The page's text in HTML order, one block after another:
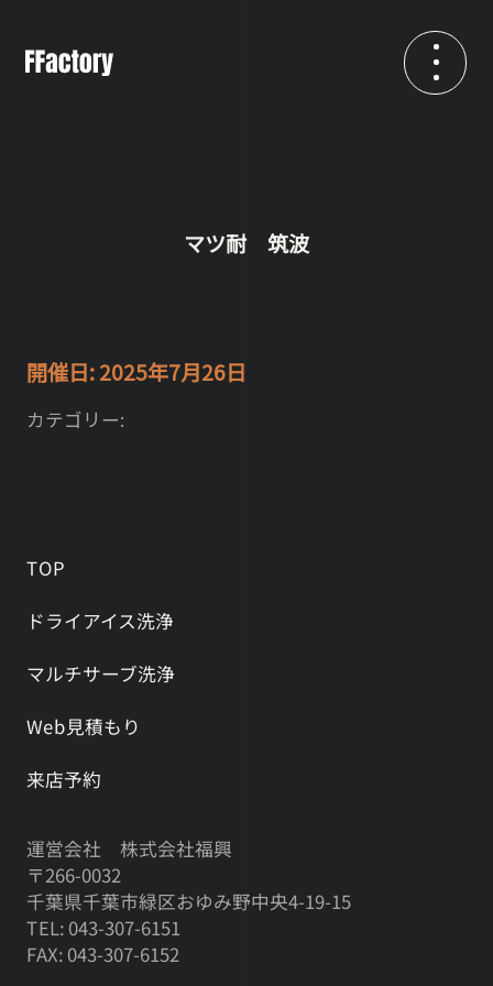
マツ耐 筑波
開催日: 2025年7月26日
カテゴリー:
TOP
ドライアイス洗浄
マルチサーブ洗浄
Web見積もり
来店予約
運営会社 株式会社福興
〒266-0032
千葉県千葉市緑区おゆみ野中央4-19-15
TEL: 043-307-6151
FAX: 043-307-6152